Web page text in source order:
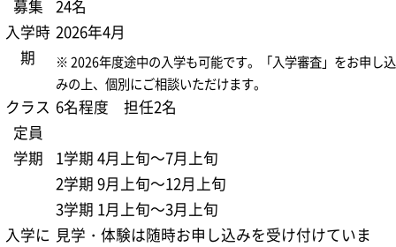
募集
24名
入学時
期
2026年4月
※ 2026年度途中の入学も可能です。
「入学審査」をお申し込
みの上、個別にご相談いただけます。
クラス
定員
6名程度 担任2名
学期
1学期 4月上旬～7月上旬
2学期 9月上旬～12月上旬
3学期 1月上旬～3月上旬
入学に 見学・体験は随時お申し込みを受け付けていま